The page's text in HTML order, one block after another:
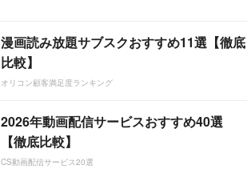
漫画読み放題サブスクおすすめ11選【徹底
比較】
オリコン顧客満足度ランキング
2026年動画配信サービスおすすめ40選
【徹底比較】
CS動画配信サービス20選